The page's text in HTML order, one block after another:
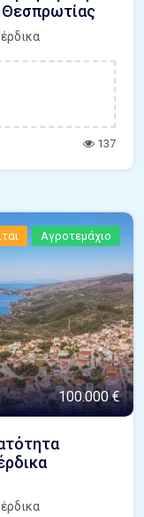
Θεσπρωτίας
137
Αγροτεμάχιο
100.000 €